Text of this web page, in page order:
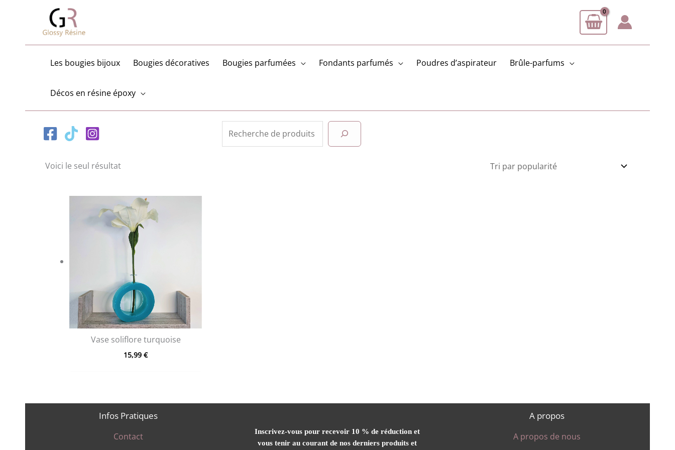
contenu
Les bougies bijoux Bougies décoratives Bougies parfumées Fondants parfumés Poudres d’aspirateur Brûle-parfums
Décos en résine époxy
Voici le seul résultat
Vase soliflore turquoise
15,99 €
Infos Pratiques
Contact
Inscrivez-vous pour recevoir 10 % de réduction et
vous tenir au courant de nos derniers produits et
A propos
A propos de nous